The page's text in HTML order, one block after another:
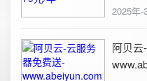
2025年-
阿贝